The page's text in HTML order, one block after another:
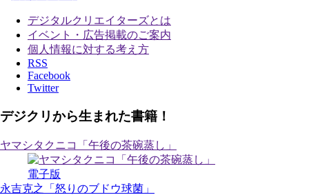
デジタルクリエイターズとは
イベント・広告掲載のご案内
個人情報に対する考え方
RSS
Facebook
Twitter
デジクリから生まれた書籍！
ヤマシタクニコ「午後の茶碗蒸し」
電子版
永吉克之「怒りのブドウ球菌」